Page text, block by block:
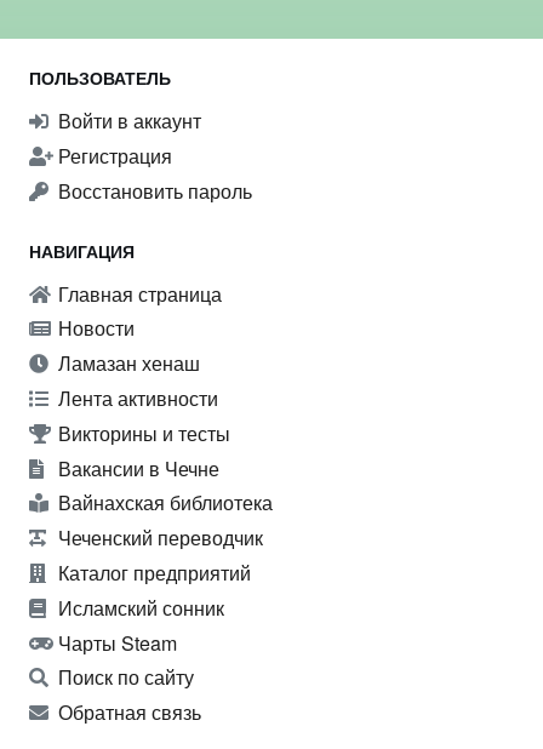
ПОЛЬЗОВАТЕЛЬ
Войти в аккаунт
Регистрация
Восстановить пароль
НАВИГАЦИЯ
Главная страница
Новости
Ламазан хенаш
Лента активности
Викторины и тесты
Вакансии в Чечне
Вайнахская библиотека
Чеченский переводчик
Каталог предприятий
Исламский сонник
Чарты Steam
Поиск по сайту
Обратная связь